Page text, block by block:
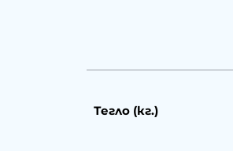
Тегло (кг.)